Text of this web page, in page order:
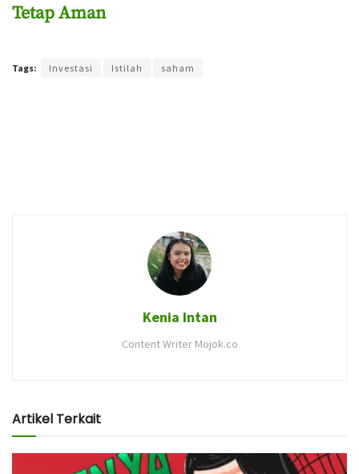
Tetap Aman
Tags: Investasi Istilah saham
Kenia Intan
Content Writer Mojok.co
Artikel Terkait